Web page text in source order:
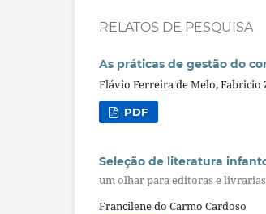
RELATOS DE PESQUISA
As práticas de gestão do
Flávio Ferreira de Melo, Fabricio
PDF
Seleção de literatura
um olhar para editoras e
Francilene do Carmo Cardoso